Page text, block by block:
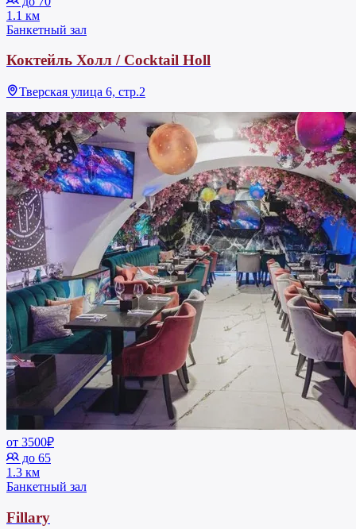
1.1 км
Банкетный зал
Коктейль Холл / Cocktail Holl
Тверская улица 6, стр.2
от 3500₽
до 65
1.3 км
Банкетный зал
Fillary